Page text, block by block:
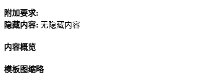
附加要求:
隐藏内容: 无隐藏内容
内容概览
模板图缩略